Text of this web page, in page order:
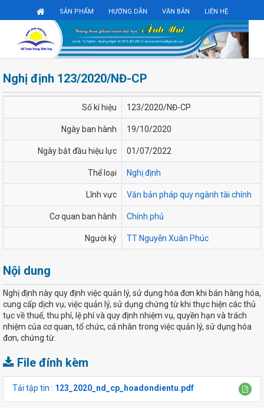
Đăng ký Đăng nhập
SẢN PHẨM HƯỚNG DẪN VĂN BẢN LIÊN HỆ
Nghị định 123/2020/NĐ-CP
Số kí hiệu 123/2020/NĐ-CP
Ngày ban hành 19/10/2020
Ngày bắt đầu hiệu lực 01/07/2022
Thể loại Nghị định
Lĩnh vực Văn bản pháp quy ngành tài chính
Cơ quan ban hành Chính phủ
Người ký TT Nguyễn Xuân Phúc
Nội dung
Nghị định này quy định việc quản lý, sử dụng hóa đơn khi bán hàng hóa,
cung cấp dịch vụ; việc quản lý, sử dụng chứng từ khi thực hiện các thủ
tục về thuế, thu phí, lệ phí và quy định nhiệm vụ, quyền hạn và trách
nhiệm của cơ quan, tổ chức, cá nhân trong việc quản lý, sử dụng hóa
đơn, chứng từ.
File đính kèm
Tải tập tin : 123_2020_nd_cp_hoadondientu.pdf